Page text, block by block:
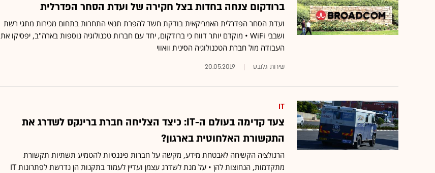
ברודקום צנחה בחדות בצל חקירה של ועדת הסחר הפדרלית
ועדת הסחר הפדרלית האמריקאית בודקת חשד להפרת תנאי התחרות בתחום מכירות מתגי רשת
ושבבי WiFi • מוקדם יותר דווח כי ברודקום, יחד עם חברות טכנולוגיה נוספות בארה"ב, יפסיקו את
העבודה מול חברת הטכנולוגיה הסינית וואווי
שירות גלובס 20.05.2019
IT
צעד קדימה בעולם ה-IT: כיצד הצליחה חברת ברינקס לשדרג את
התקשורת האלחוטית בארגון?
הרגולציה הקשיחה לאבטחת מידע, מקשה על חברות פיננסיות להטמיע תשתיות תקשורת
מתקדמות, הנחוצות להן • על מנת לשדרג עצמן ועדיין לעמוד בתקנות הן נדרשת לפתרונות IT